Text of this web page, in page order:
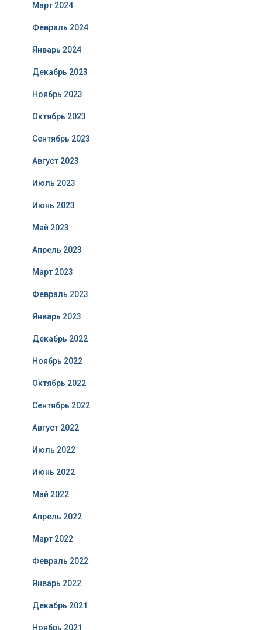
Март 2024
Февраль 2024
Январь 2024
Декабрь 2023
Ноябрь 2023
Октябрь 2023
Сентябрь 2023
Август 2023
Июль 2023
Июнь 2023
Май 2023
Апрель 2023
Март 2023
Февраль 2023
Январь 2023
Декабрь 2022
Ноябрь 2022
Октябрь 2022
Сентябрь 2022
Август 2022
Июль 2022
Июнь 2022
Май 2022
Апрель 2022
Март 2022
Февраль 2022
Январь 2022
Декабрь 2021
Ноябрь 2021